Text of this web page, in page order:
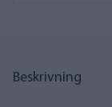
Beskrivning